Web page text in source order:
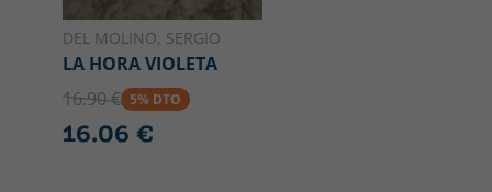
DEL MOLINO, SERGIO
LA HORA VIOLETA
16.90 € 5% DTO
16.06 €